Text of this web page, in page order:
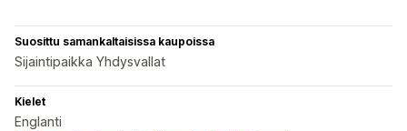
Suosittu samankaltaisissa kaupoissa
Sijaintipaikka Yhdysvallat
Kielet
Englanti